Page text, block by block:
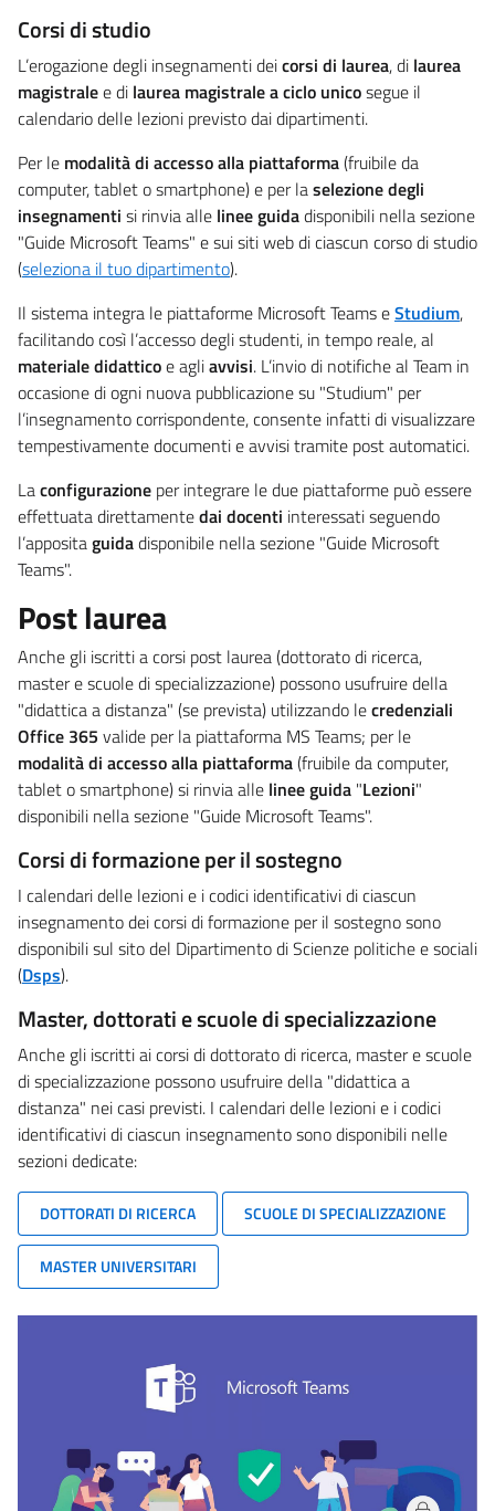
Corsi di studio
L’erogazione degli insegnamenti deicorsi di laurea, di laurea
magistralee di laurea magistrale a ciclo unicosegue il
calendario delle lezioni previsto dai dipartimenti.
Per le modalità di accesso alla piattaforma(fruibile da
computer, tablet o smartphone) e per laselezione degli
insegnamenti si rinvia alle linee guidadisponibili nella sezione
"Guide Microsoft Teams" e sui siti web di ciascun corso di studio
(seleziona il tuo dipartimento).
Il sistema integra le piattaforme Microsoft Teams eStudium,
facilitando così l’accesso degli studenti, in tempo reale, al
materiale didatticoe agliavvisi. L’invio di notifiche al Team in
occasione di ogni nuova pubblicazione su "Studium" per
l’insegnamento corrispondente, consente infatti di visualizzare
tempestivamente documenti e avvisi tramite post automatici.
Laconfigurazione per integrare le due piattaforme può essere
effettuata direttamentedai docenti interessati seguendo
l’appositaguidadisponibile nella sezione "Guide Microsoft
Teams".
Post laurea
Anche gli iscritti a corsi post laurea (dottorato di ricerca,
master e scuole di specializzazione) possono usufruire della
"didattica a distanza" (se prevista) utilizzando lecredenziali
Office 365 valide per la piattaforma MS Teams; per le
modalità di accesso alla piattaforma(fruibile da computer,
tablet o smartphone)si rinvia alle linee guida "Lezioni"
disponibili nella sezione "Guide Microsoft Teams".
Corsi di formazione per il sostegno
I calendari delle lezioni e i codici identificativi di ciascun
insegnamento dei corsi di formazione per il sostegno sono
disponibili sul sito del Dipartimento di Scienze politiche e sociali
(Dsps).
Master, dottorati e scuole di specializzazione
Anche gli iscritti ai corsi di dottorato di ricerca, master e scuole
di specializzazione possono usufruire della "didattica a
distanza" nei casi previsti. I calendari delle lezioni e i codici
identificativi di ciascun insegnamento sono disponibili nelle
sezioni dedicate:
DOTTORATI DI RICERCA SCUOLE DI SPECIALIZZAZIONE
MASTER UNIVERSITARI